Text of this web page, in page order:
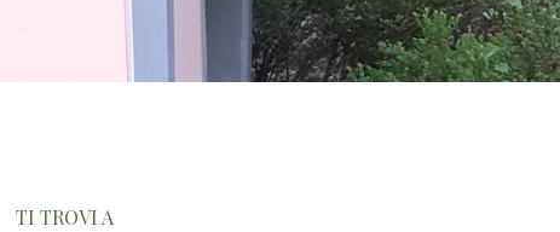
TI TROVI A